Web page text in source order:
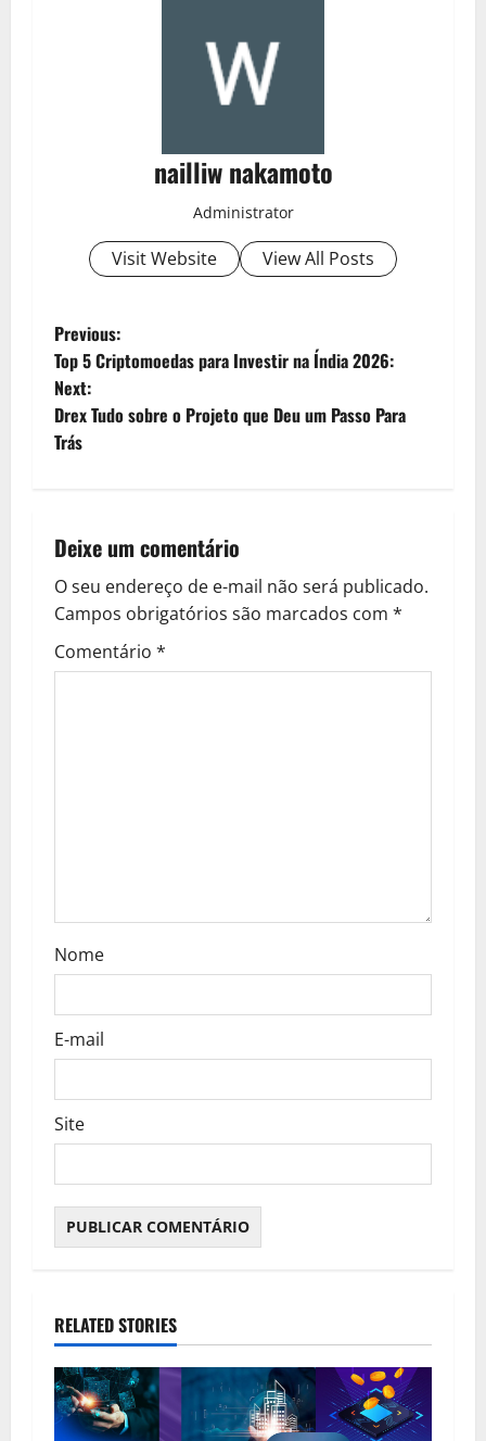
nailliw nakamoto
Administrator
Visit Website View All Posts
P
o
s
a
v
i
n
Previous:
Top 5 Criptomoedas para Investir na Índia 2026:
Next:
Drex Tudo sobre o Projeto que Deu um Passo Para
Trás
Deixe um comentário
O seu endereço de e-mail não será publicado.
Campos obrigatórios são marcados com *
Comentário *
Nome
E-mail
Site
RELATED STORIES